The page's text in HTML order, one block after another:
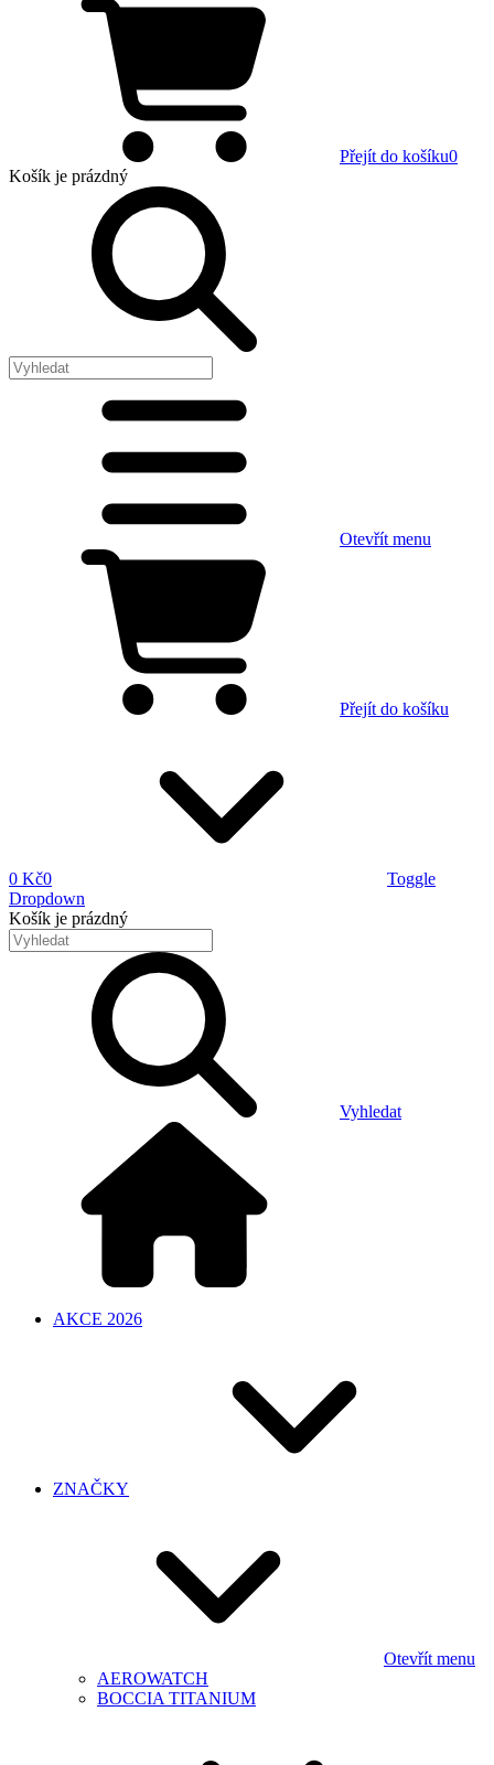
Přejít do košíku0
Košík je prázdný
Otevřít menu
Přejít do košíku
0 Kč0
Toggle
Dropdown
Košík je prázdný
Vyhledat
AKCE 2026
ZNAČKY
Otevřít menu
AEROWATCH
BOCCIA TITANIUM